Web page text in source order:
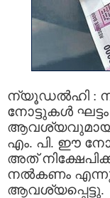
ന്യൂഡല്‍ഹി :
നോട്ടുകൾ ഘട്ടം
ആവശ്യവുമായി
എം. പി. ഈ
അത്
നൽകണം
ആവശ്യപ്പെട്ടു.